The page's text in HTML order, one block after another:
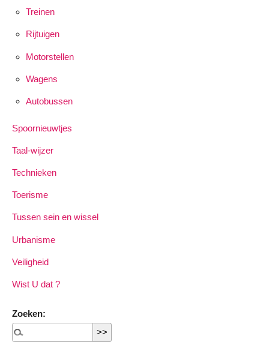
Treinen
Rijtuigen
Motorstellen
Wagens
Autobussen
Spoornieuwtjes
Taal-wijzer
Technieken
Toerisme
Tussen sein en wissel
Urbanisme
Veiligheid
Wist U dat ?
Zoeken: